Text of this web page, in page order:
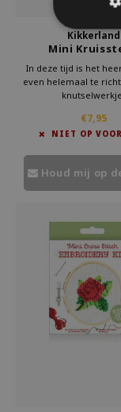
Kikkerland
Mini
Borduursetje
In deze tijd is het
even helemaal te
knutselwerkje.
Kikkerland ben je
bezig.
€7,95
NIET OP
Houd mij op